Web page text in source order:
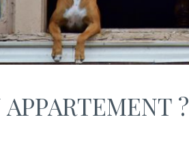
?